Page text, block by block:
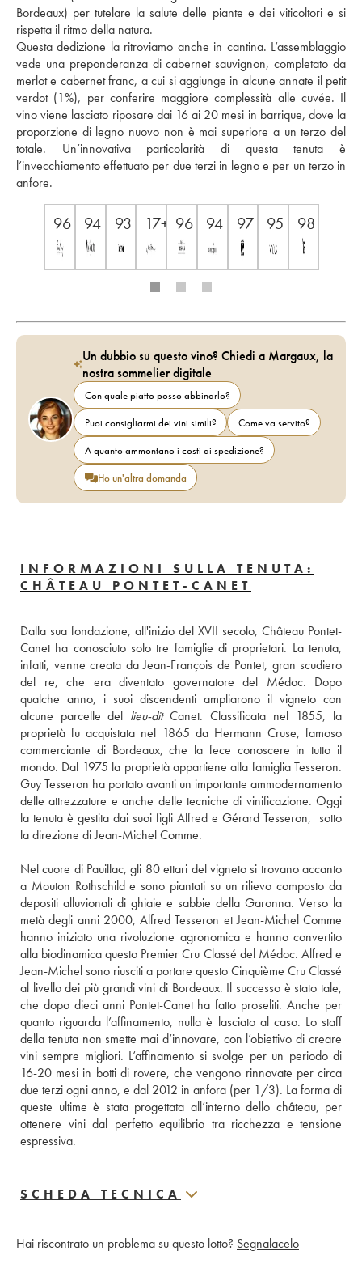
Bordeaux) per tutelare la salute delle piante e dei viticoltori e si
rispetta il ritmo della natura.
Questa dedizione la ritroviamo anche in cantina. L’assemblaggio
vede una preponderanza di cabernet sauvignon, completato da
merlot e cabernet franc, a cui si aggiunge in alcune annate il petit
verdot (1%), per conferire maggiore complessità alle cuvée. Il
vino viene lasciato riposare dai 16 ai 20 mesi in barrique, dove la
proporzione di legno nuovo non è mai superiore a un terzo del
totale. Un’innovativa particolarità di questa tenuta è
l’invecchiamento effettuato per due terzi in legno e per un terzo in
anfore.
96 94 93 17+ 96 94 97 95 98
Un dubbio su questo vino? Chiedi a Margaux, la
nostra sommelier digitale
Con quale piatto posso abbinarlo?
Puoi consigliarmi dei vini simili?
Come va servito?
A quanto ammontano i costi di spedizione?
Ho un'altra domanda
INFORMAZIONI SULLA TENUTA:
CHÂTEAU PONTET-CANET
Dalla sua fondazione, all'inizio del XVII secolo, Château Pontet-
Canet ha conosciuto solo tre famiglie di proprietari. La tenuta,
infatti, venne creata da Jean-François de Pontet, gran scudiero
del re, che era diventato governatore del Médoc. Dopo
qualche anno, i suoi discendenti ampliarono il vigneto con
alcune parcelle del lieu-dit Canet. Classificata nel 1855, la
proprietà fu acquistata nel 1865 da Hermann Cruse, famoso
commerciante di Bordeaux, che la fece conoscere in tutto il
mondo. Dal 1975 la proprietà appartiene alla famiglia Tesseron.
Guy Tesseron ha portato avanti un importante ammodernamento
delle attrezzature e anche delle tecniche di vinificazione. Oggi
la tenuta è gestita dai suoi figli Alfred e Gérard Tesseron,  sotto
la direzione di Jean-Michel Comme.
Nel cuore di Pauillac, gli 80 ettari del vigneto si trovano accanto
a Mouton Rothschild e sono piantati su un rilievo composto da
depositi alluvionali di ghiaie e sabbie della Garonna. Verso la
metà degli anni 2000, Alfred Tesseron et Jean-Michel Comme
hanno iniziato una rivoluzione agronomica e hanno convertito
alla biodinamica questo Premier Cru Classé del Médoc. Alfred e
Jean-Michel sono riusciti a portare questo Cinquième Cru Classé
al livello dei più grandi vini di Bordeaux. Il successo è stato tale,
che dopo dieci anni Pontet-Canet ha fatto proseliti. Anche per
quanto riguarda l’affinamento, nulla è lasciato al caso. Lo staff
della tenuta non smette mai d’innovare, con l’obiettivo di creare
vini sempre migliori. L’affinamento si svolge per un periodo di
16-20 mesi in botti di rovere, che vengono rinnovate per circa
due terzi ogni anno, e dal 2012 in anfora (per 1/3). La forma di
queste ultime è stata progettata all’interno dello château, per
ottenere vini dal perfetto equilibrio tra ricchezza e tensione
espressiva.
SCHEDA TECNICA
Hai riscontrato un problema su questo lotto? Segnalacelo